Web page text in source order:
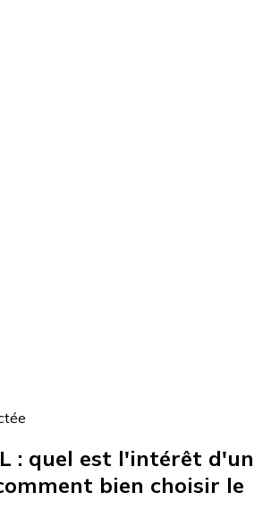
: quel est l'intérêt d'un
bien choisir le